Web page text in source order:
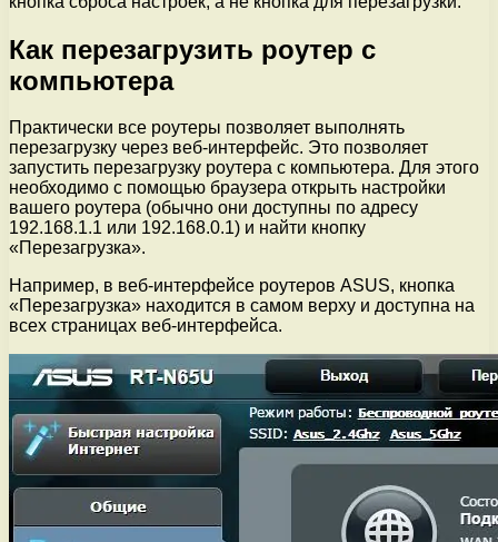
Как перезагрузить роутер с
компьютера
Практически все роутеры позволяет выполнять
перезагрузку через веб-интерфейс. Это позволяет
запустить перезагрузку роутера с компьютера. Для этого
необходимо с помощью браузера открыть настройки
вашего роутера (обычно они доступны по адресу
192.168.1.1 или 192.168.0.1) и найти кнопку
«Перезагрузка».
Например, в веб-интерфейсе роутеров ASUS, кнопка
«Перезагрузка» находится в самом верху и доступна на
всех страницах веб-интерфейса.